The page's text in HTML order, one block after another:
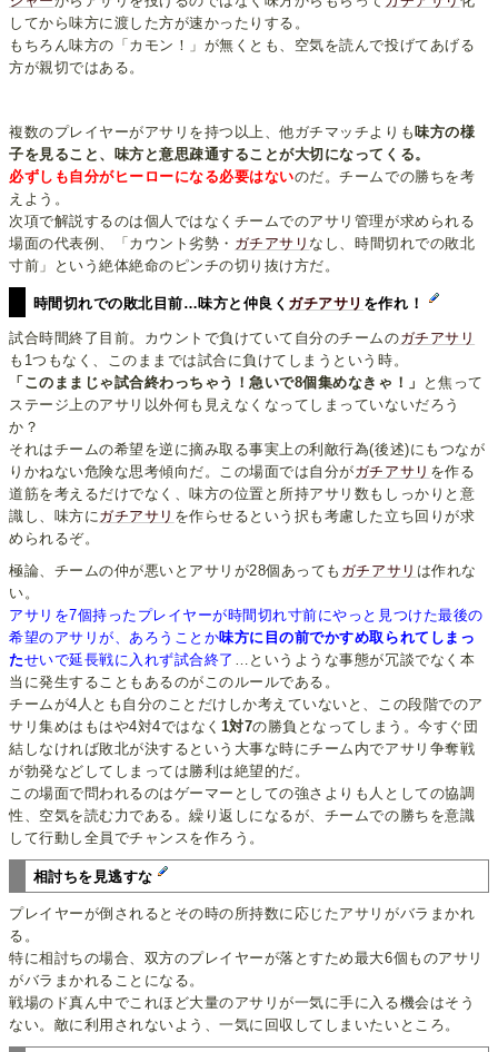
してから味方に渡した方が速かったりする。
もちろん味方の「カモン！」が無くとも、空気を読んで投げてあげる
方が親切ではある。
複数のプレイヤーがアサリを持つ以上、他ガチマッチよりも 味方の様
子を見ること、味方と意思疎通することが大切になってくる。
必ずしも自分がヒーローになる必要はないのだ。チームでの勝ちを考
えよう。
次項で解説するのは個人ではなくチームでのアサリ管理が求められる
場面の代表例、「カウント劣勢・ ガチアサリ なし、時間切れでの敗北
寸前」という絶体絶命のピンチの切り抜け方だ。
時間切れでの敗北目前…味方と仲良く ガチアサリ を作れ！
試合時間終了目前。カウントで負けていて自分のチームのガチアサリ
も1つもなく、このままでは試合に負けてしまうという時。
「このままじゃ試合終わっちゃう！急いで8個集めなきゃ！」
と焦って
ステージ上のアサリ以外何も見えなくなってしまっていないだろう
か？
それはチームの希望を逆に摘み取る事実上の利敵行為(後述)にもつなが
りかねない危険な思考傾向だ。この場面では自分がガチアサリ を作る
道筋を考えるだけでなく、味方の位置と所持アサリ数もしっかりと意
識し、味方にガチアサリ を作らせるという択も考慮した立ち回りが求
められるぞ。
極論、チームの仲が悪いとアサリが28個あっても ガチアサリ は作れな
い。
アサリを7個持ったプレイヤーが時間切れ寸前にやっと見つけた最後の
希望のアサリが、あろうことか味方に目の前でかすめ取られてしまっ
たせいで延長戦に入れず試合終了 …というような事態が冗談でなく本
当に発生することもあるのがこのルールである。
チームが4人とも自分のことだけしか考えていないと、この段階でのア
サリ集めはもはや4対4ではなく 1対7の勝負となってしまう。今すぐ団
結しなければ敗北が決するという大事な時にチーム内でアサリ争奪戦
が勃発などしてしまっては勝利は絶望的だ。
この場面で問われるのはゲーマーとしての強さよりも人としての協調
性、空気を読む力である。繰り返しになるが、チームでの勝ちを意識
して行動し全員でチャンスを作ろう。
相討ちを見逃すな
プレイヤーが倒されるとその時の所持数に応じたアサリがバラまかれ
る。
特に相討ちの場合、双方のプレイヤーが落とすため最大6個ものアサリ
がバラまかれることになる。
戦場のド真ん中でこれほど大量のアサリが一気に手に入る機会はそう
ない。敵に利用されないよう、一気に回収してしまいたいところ。